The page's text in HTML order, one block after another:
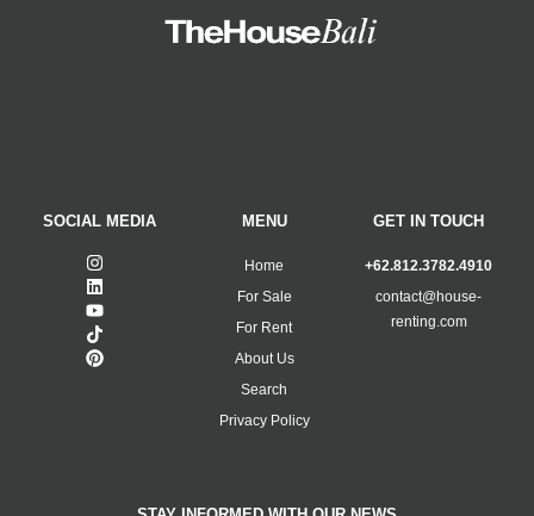
SOCIAL MEDIA MENU
Home
For Sale
For Rent
About Us
Search
Privacy Policy
GET IN TOUCH
+62.812.3782.4910
contact@house-
renting.com